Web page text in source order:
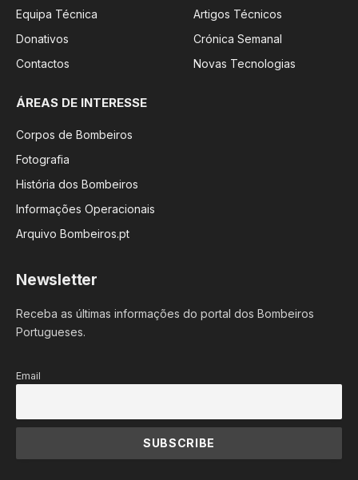
Equipa Técnica
Donativos
Contactos
Artigos Técnicos
Crónica Semanal
Novas Tecnologias
ÁREAS DE INTERESSE
Corpos de Bombeiros
Fotografia
História dos Bombeiros
Informações Operacionais
Arquivo Bombeiros.pt
Newsletter
Receba as últimas informações do portal dos Bombeiros
Portugueses.
Email